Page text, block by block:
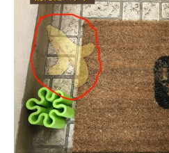
選
択
肢
を
創
り
出